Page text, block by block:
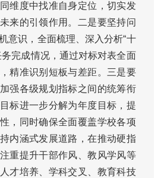
维度中找准自身定位，切实发
来的引领作用。二是要坚持问
意识，全面梳理、深入分析“十
务完成情况，通过对标对表全面
精准识别短板与差距。三是要
强各级规划指标之间的统筹衔
标进一步分解为年度目标，提
，同时确保全面覆盖学校各项
内涵式发展道路，在推动硬指
重提升干部作风、教风学风等
才培养、学科交叉、教育科技